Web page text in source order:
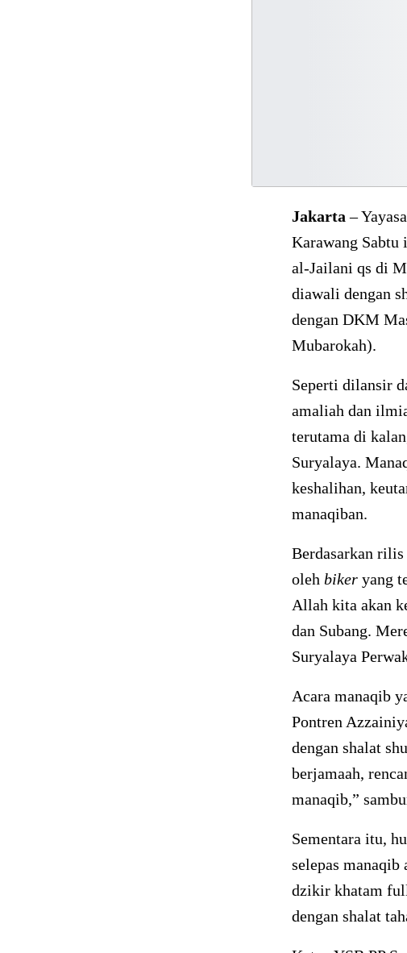
Jakarta –
Karawang
al-Jailani qs di
diawali dengan
dengan DKM
Mubarokah).
Seperti dilansir
amaliah dan
terutama di
Suryalaya.
keshalihan,
manaqiban.
Berdasarkan
oleh biker yang
Allah kita akan
dan Subang.
Suryalaya
Acara manaqib
Pontren
dengan shalat
berjamaah,
manaqib,”
Sementara itu,
selepas manaqib
dzikir khatam
dengan shalat